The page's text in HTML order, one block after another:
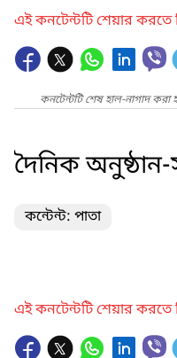
এই কনটেন্টটি শেয়ার
কনটেন্টটি শেষ হাল-নাগাদ
দৈনিক অনুষ্ঠান-
কন্টেন্ট: পাতা
এই কনটেন্টটি শেয়ার